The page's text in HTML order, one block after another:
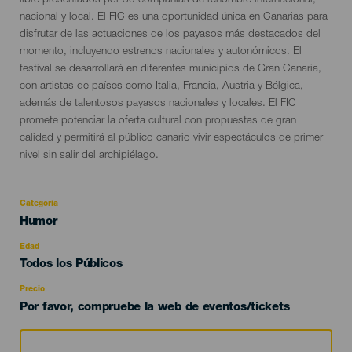
nacional y local. El FIC es una oportunidad única en Canarias para
disfrutar de las actuaciones de los payasos más destacados del
momento, incluyendo estrenos nacionales y autonómicos. El
festival se desarrollará en diferentes municipios de Gran Canaria,
con artistas de países como Italia, Francia, Austria y Bélgica,
además de talentosos payasos nacionales y locales. El FIC
promete potenciar la oferta cultural con propuestas de gran
calidad y permitirá al público canario vivir espectáculos de primer
nivel sin salir del archipiélago.
Categoría
Categoría
evento
Humor
Edad
Edad
Todos los Públicos
Precio
Por favor, compruebe la web de eventos/tickets